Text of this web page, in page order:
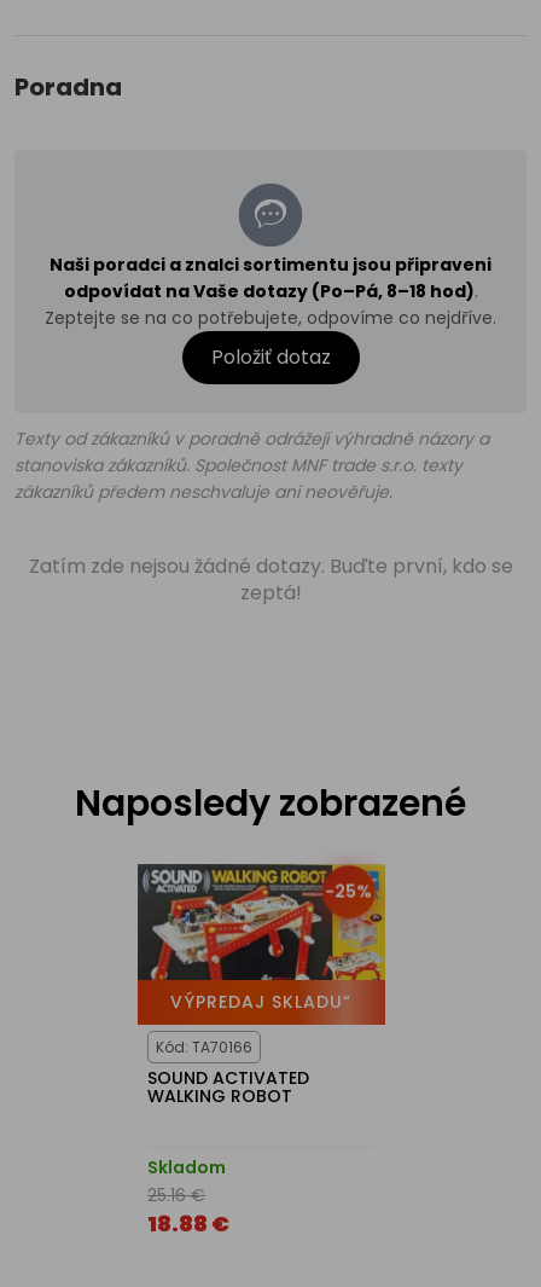
Poradna
Naši poradci a znalci sortimentu jsou připraveni
odpovídat na Vaše dotazy (Po–Pá, 8–18 hod).
Zeptejte se na co potřebujete, odpovíme co nejdříve.
Položiť dotaz
Texty od zákazníků v poradně odrážejí výhradně názory a
stanoviska zákazníků. Společnost MNF trade s.r.o. texty
zákazníků předem neschvaluje ani neověřuje.
Zatím zde nejsou žádné dotazy. Buďte první, kdo se
zeptá!
Naposledy zobrazené
-25%
VÝPREDAJ SKLADU“
Kód: TA70166
SOUND ACTIVATED
WALKING ROBOT
Skladom
25.16 €
18.88 €